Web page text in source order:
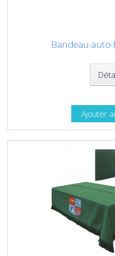
Bandeau
Ajouter